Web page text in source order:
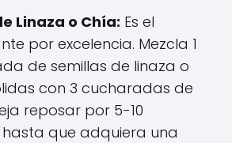
Linaza o Chía: Es el
por excelencia. Mezcla 1
de semillas de linaza o
con 3 cucharadas de
reposar por 5-10
hasta que adquiera una